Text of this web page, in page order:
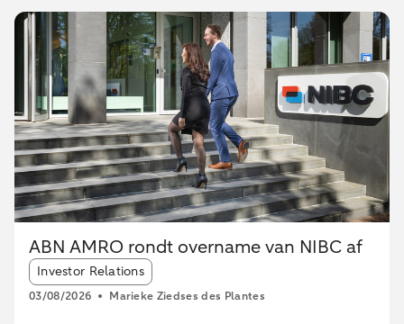
ABN AMRO rondt overname van NIBC af
Article tags:
Investor Relations
03/08/2026 Marieke Ziedses des Plantes